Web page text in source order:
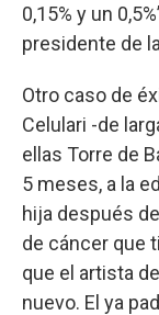
0,15% y un
presidente de
Otro caso de
Celulari -de
ellas Torre de
5 meses, a la
hija después
de cáncer que
que el artista
nuevo. El ya